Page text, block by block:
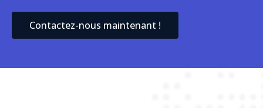
Contactez-nous maintenant !